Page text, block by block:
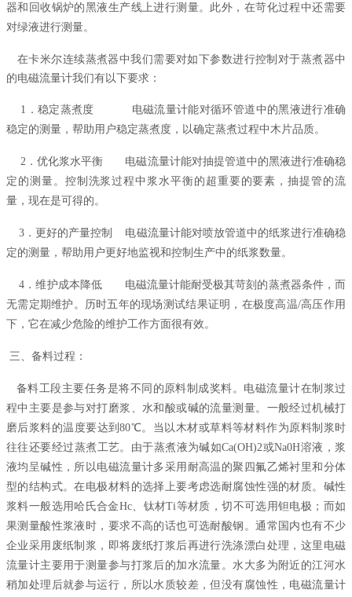
器和回收锅炉的黑液生产线上进行测量。此外，在苛化过程中还需要
对绿液进行测量。
在卡米尔连续蒸煮器中我们需要对如下参数进行控制对于蒸煮器中
的电磁流量计我们有以下要求：
1
．稳定蒸煮度 电磁流量计能对循环管道中的黑液进行准确
稳定的测量，帮助用户稳定蒸煮度，以确定蒸煮过程中木片品质。
2 ．优化浆水平衡 电磁流量计能对抽提管道中的黑液进行准确稳
定的测量。控制洗浆过程中浆水平衡的超重要的要素，抽提管的流
量，现在是可得的。
3 ．更好的产量控制 电磁流量计能对喷放管道中的纸浆进行准确稳
定的测量，帮助用户更好地监视和控制生产中的纸浆数量。
4 ．维护成本降低 电磁流量计能耐受极其苛刻的蒸煮器条件，而
无需定期维护。历时五年的现场测试结果证明，在极度高温/高压作用
下，它在减少危险的维护工作方面很有效。
三、备料过程：
备料工段主要任务是将不同的原料制成奖料。电磁流量计在制浆过
程中主要是参与对打磨浆、水和酸或碱的流量测量。一般经过机械打
磨后浆料的温度要达到80℃。当以木材或草料等材料作为原料制浆时
往往还要经过蒸煮工艺。由于蒸煮液为碱如Ca(OH)2或Na0H溶液，浆
液均呈碱性，所以电磁流量计多采用耐高温的聚四氟乙烯衬里和分体
型的结构式。在电极材料的选择上要考虑选耐腐蚀性强的材质。碱性
浆料一般选用哈氏合金Hc、钛材Ti等材质，切不可选用钽电极；而如
果测量酸性浆液时，要求不高的话也可选耐酸钢。通常国内也有不少
企业采用废纸制浆，即将废纸打浆后再进行洗涤漂白处理，这里电磁
流量计主要用于测量参与打浆后的加水流量。水大多为附近的江河水
稍加处理后就参与运行，所以水质较差，但没有腐蚀性，电磁流量计